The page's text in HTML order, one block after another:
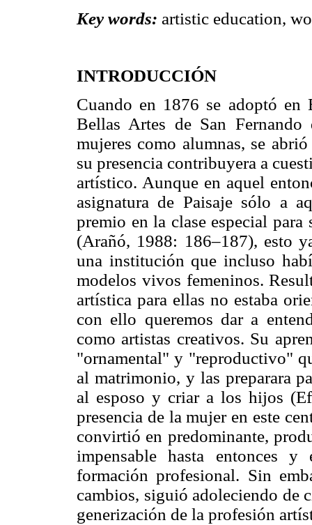
Key words: artistic education,
INTRODUCCIÓN
Cuando en 1876 se adoptó en
Bellas Artes de San
mujeres como alumnas, se
su presencia contribuyera a
artístico. Aunque en aquel
asignatura de Paisaje sólo a
premio en la clase especial
(Arañó, 1988: 186–187), esto
una institución que incluso
modelos vivos femeninos.
artística para ellas no estaba
con ello queremos dar a
como artistas creativos. Su
"ornamental" y "reproductivo"
al matrimonio, y las preparara
al esposo y criar a los hijos
presencia de la mujer en este
convirtió en predominante,
impensable hasta entonces
formación profesional. Sin
cambios, siguió adoleciendo de
generización de la profesión